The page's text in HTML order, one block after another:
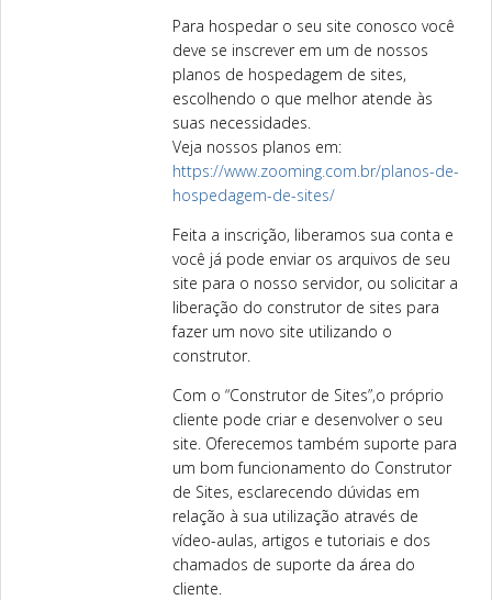
Para hospedar o seu site conosco você
deve se inscrever em um de nossos
planos de hospedagem de sites,
escolhendo o que melhor atende às
suas necessidades.
Veja nossos planos em:
https://www.zooming.com.br/planos-de-
hospedagem-de-sites/
Feita a inscrição, liberamos sua conta e
você já pode enviar os arquivos de seu
site para o nosso servidor, ou solicitar a
liberação do construtor de sites para
fazer um novo site utilizando o
construtor.
Com o “Construtor de Sites”,o próprio
cliente pode criar e desenvolver o seu
site. Oferecemos também suporte para
um bom funcionamento do Construtor
de Sites, esclarecendo dúvidas em
relação à sua utilização através de
vídeo-aulas, artigos e tutoriais e dos
chamados de suporte da área do
cliente.